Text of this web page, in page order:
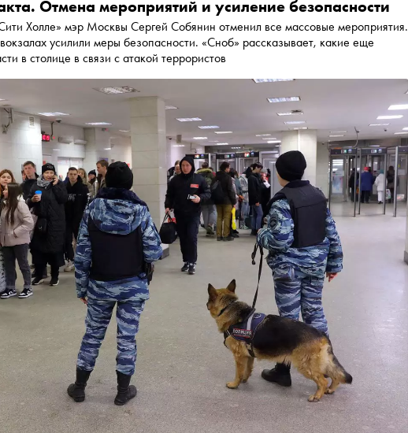
Отмена мероприятий и усиление безопасности
Холле» мэр Москвы Сергей Собянин отменил все массовые мероприятия.
усилили меры безопасности. «Сноб» рассказывает, какие еще
в столице в связи с атакой террористов